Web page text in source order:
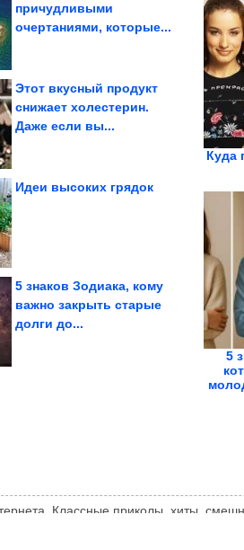
причудливыми
очертаниями, которые...
Этот вкусный продукт
снижает холестерин.
Даже если вы...
Идеи высоких грядок
11 переименованных
5 знаков Зодиака, кому
важно закрыть старые
долги до...
которые выглядят как
Куда
5
Классные приколы, хиты,